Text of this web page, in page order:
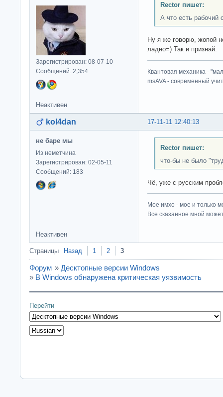
Зарегистрирован: 08-07-10
Сообщений: 2,354
Rector пишет:
А что есть рабочий
Ну я же говорю, жопой
ладно=) Так и признай.
Квантовая механика -
msAVA - современный
Неактивен
17-11-11 12:40:13
kol4dan
не баре мы
Из неметчина
Зарегистрирован: 02-05-11
Сообщений: 183
Rector пишет:
что-бы не было
Чё, уже с русским
Мое имхо - мое и только
Все сказанное мной
Неактивен
Страницы Назад 1 2 3
Форум » Десктопные версии Windows
» В Windows обнаружена критическая уязвимость
Перейти